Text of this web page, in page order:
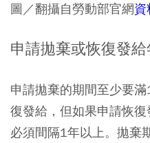
圖／翻攝自勞動部官網資
申請拋棄或恢復發
申請拋棄的期間至少要
復發給，但如果申請恢復
必須間隔1年以上。拋棄